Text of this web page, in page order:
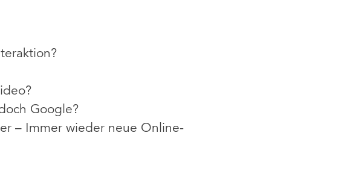
Google?
– Immer wieder neue Online-